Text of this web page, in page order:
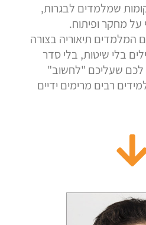
שמלמדים לבגרות,
על מחקר ופיתוח.
המלמדים תיאוריה בצורה
בלי שיטות, בלי סדר
לכם שעליכם "לחשוב"
רבים מרימים ידיים